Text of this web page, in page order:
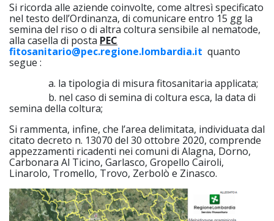
Si ricorda alle aziende coinvolte, come altresì specificato
nel testo dell’Ordinanza, di comunicare entro 15 gg la
semina del riso o di altra coltura sensibile al nematode,
alla casella di posta PEC
fitosanitario@pec.regione.lombardia.it quanto
segue :
a. la tipologia di misura fitosanitaria applicata;
b. nel caso di semina di coltura esca, la data di
semina della coltura;
Si rammenta, infine, che l’area delimitata, individuata dal
citato decreto n. 13070 del 30 ottobre 2020, comprende
appezzamenti ricadenti nei comuni di Alagna, Dorno,
Carbonara Al Ticino, Garlasco, Gropello Cairoli,
Linarolo, Tromello, Trovo, Zerbolò e Zinasco.